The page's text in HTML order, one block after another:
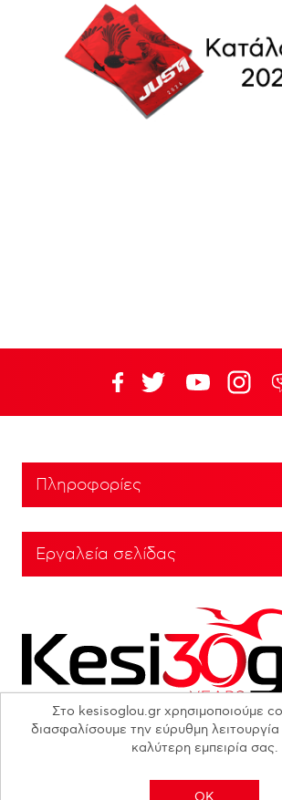
Πληροφορίες
Εργαλεία σελίδας
Copyright © 2026 N. KESISOGLOU S.A. -
Στο kesisoglou.gr χρησιμοποιούμε
διασφαλίσουμε την εύρυθμη
καλύτερη εμπειρία σας.
OK